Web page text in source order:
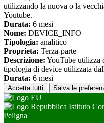
utilizzando la nuova o la
Youtube.
Durata: 6 mesi
Nome: DEVICE_INFO
Tipologia: analitico
Proprieta: Terza-parte
Descrizione: YouTube utilizza
tipologia di device utilizzata
Durata: 6 mesi
Accetta tutti Salva le
Istituto
Peligna